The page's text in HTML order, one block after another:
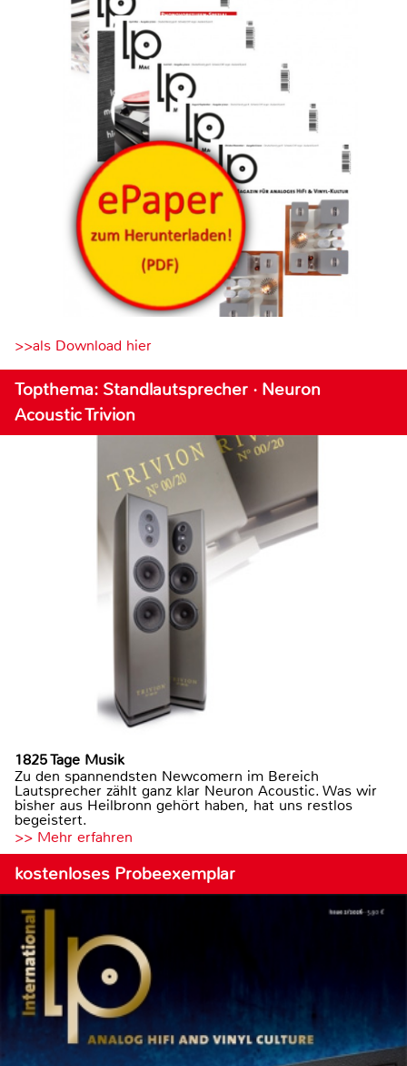
>>als Download hier
Topthema: Standlautsprecher · Neuron
Acoustic Trivion
1825 Tage Musik
Zu den spannendsten Newcomern im Bereich
Lautsprecher zählt ganz klar Neuron Acoustic. Was wir
bisher aus Heilbronn gehört haben, hat uns restlos
begeistert.
>> Mehr erfahren
kostenloses Probeexemplar